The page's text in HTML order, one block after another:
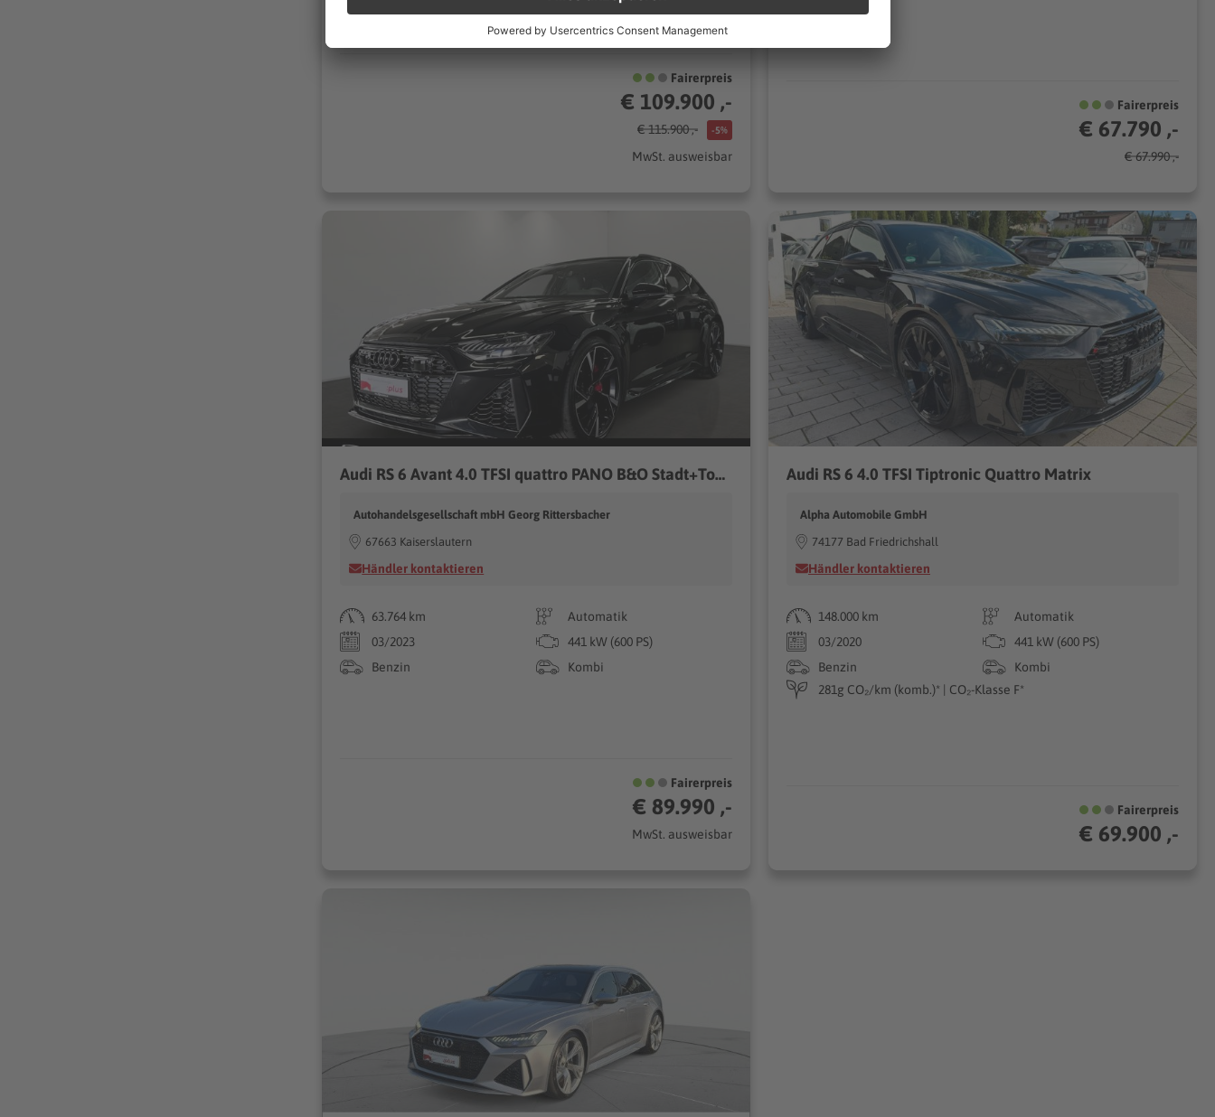
287g CO₂/km (komb.)* | 12.6 l/100km (komb.)* | CO₂-Klasse G*
Fairerpreis
€ 109.900 ,-
€ 115.900 ,- -5%
MwSt. ausweisbar
Fairerpreis
€ 67.790 ,-
€ 67.990 ,-
Audi RS 6 Avant 4.0 TFSI quattro PANO B&O Stadt+Tour RS-Sportauspuff
Autohandelsgesellschaft mbH Georg Rittersbacher
67663 Kaiserslautern
Händler kontaktieren
63.764 km
Automatik
03/2023
441 kW (600 PS)
Benzin
Kombi
Fairerpreis
€ 89.990 ,-
MwSt. ausweisbar
Audi RS 6 4.0 TFSI Tiptronic Quattro Matrix
Alpha Automobile GmbH
74177 Bad Friedrichshall
Händler kontaktieren
148.000 km
Automatik
03/2020
441 kW (600 PS)
Benzin
Kombi
281g CO₂/km (komb.)* | CO₂-Klasse F*
Fairerpreis
€ 69.900 ,-